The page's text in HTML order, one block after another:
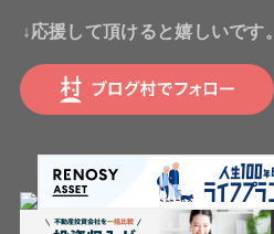
↓応援して頂けると嬉しいです。